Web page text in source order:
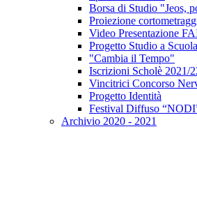
Borsa di Studio "Jeos,
Proiezione
Video Presentazione
Progetto Studio a
"Cambia il Tempo"
Iscrizioni Scholè 2021/
Vincitrici Concorso
Progetto Identità
Festival Diffuso
Archivio 2020 - 2021